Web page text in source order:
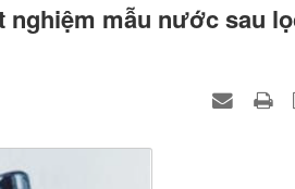
nghiệm mẫu nước sau